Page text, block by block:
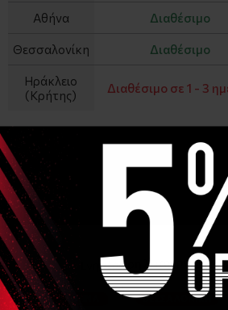
Αθήνα Διαθέσιμο
Θεσσαλονίκη Διαθέσιμο
Ηράκλειο
(Κρήτης)
Διαθέσιμο σε 1 - 3
ΑΓΟΡΑ
Είδες Πρόσφατα
REHABMEDIC
Λαβίδα 14 εκ